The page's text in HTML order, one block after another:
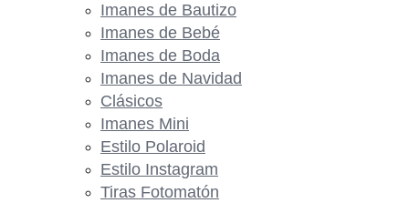
Imanes de Bautizo
Imanes de Bebé
Imanes de Boda
Imanes de Navidad
Clásicos
Imanes Mini
Estilo Polaroid
Estilo Instagram
Tiras Fotomatón